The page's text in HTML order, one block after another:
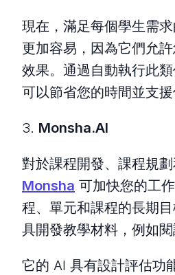
現在，滿足每個學生需
更加容易，因為它們允
效果。通過自動執行此
可以節省您的時間並支援
3. Monsha.AI
對於課程開發、課程規劃
Monsha 可加快您的工
程、單元和課程的長期
具開發教學材料，例如閱
它的 AI 具有設計評估功